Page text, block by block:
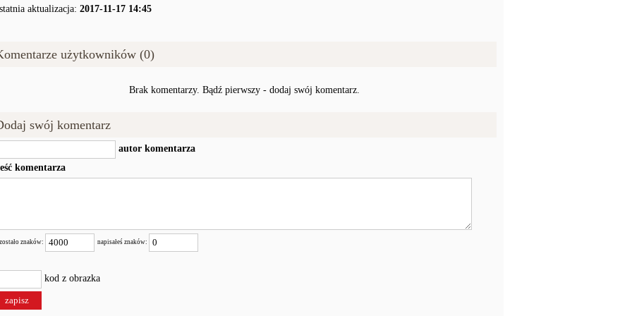
aktualizacja: 2017-11-17 14:45
użytkowników (0)
Brak komentarzy. Bądź pierwszy - dodaj swój komentarz.
swój komentarz
autor komentarza
komentarza
znaków: napisałeś znaków:
kod z obrazka